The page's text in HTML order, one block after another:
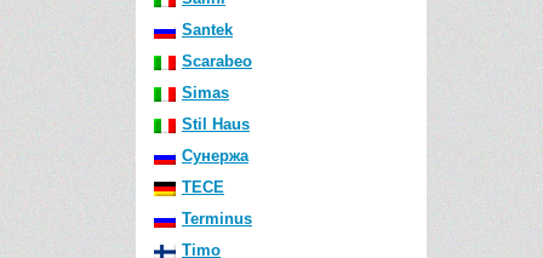
Santek
Scarabeo
Simas
Stil Haus
Сунержа
TECE
Terminus
Timo